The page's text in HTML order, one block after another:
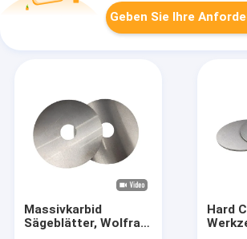
Geben Sie Ihre
Massivkarbid
Sägeblätter, Wolfram
Hard